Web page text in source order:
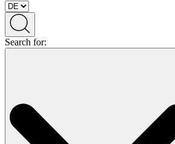
Search for: